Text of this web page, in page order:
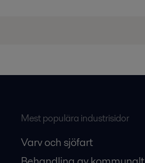
Mest populära industrisidor
Varv och sjöfart